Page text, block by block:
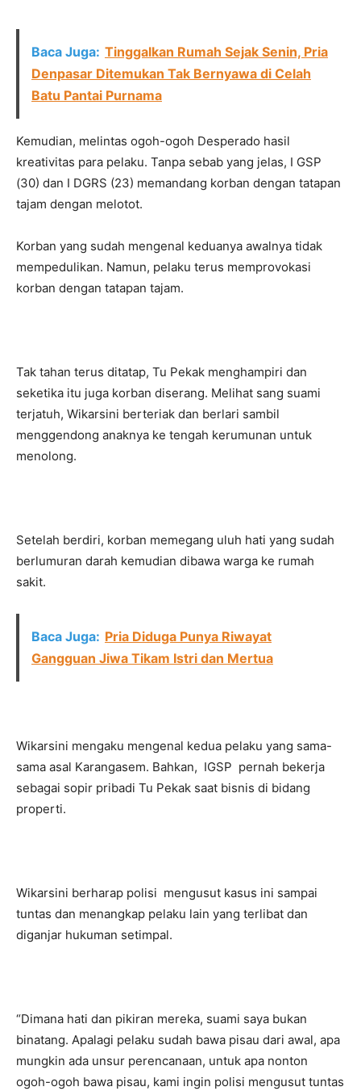
Baca Juga: Tinggalkan Rumah Sejak Senin, Pria
Denpasar Ditemukan Tak Bernyawa di Celah
Batu Pantai Purnama
Kemudian, melintas ogoh-ogoh Desperado hasil
kreativitas para pelaku. Tanpa sebab yang jelas, I GSP
(30) dan I DGRS (23) memandang korban dengan tatapan
tajam dengan melotot.
Korban yang sudah mengenal keduanya awalnya tidak
mempedulikan. Namun, pelaku terus memprovokasi
korban dengan tatapan tajam.
Tak tahan terus ditatap, Tu Pekak menghampiri dan
seketika itu juga korban diserang. Melihat sang suami
terjatuh, Wikarsini berteriak dan berlari sambil
menggendong anaknya ke tengah kerumunan untuk
menolong.
Setelah berdiri, korban memegang uluh hati yang sudah
berlumuran darah kemudian dibawa warga ke rumah
sakit.
Baca Juga: Pria Diduga Punya Riwayat
Gangguan Jiwa Tikam Istri dan Mertua
Wikarsini mengaku mengenal kedua pelaku yang sama-
sama asal Karangasem. Bahkan, IGSP pernah bekerja
sebagai sopir pribadi Tu Pekak saat bisnis di bidang
properti.
Wikarsini berharap polisi mengusut kasus ini sampai
tuntas dan menangkap pelaku lain yang terlibat dan
diganjar hukuman setimpal.
“Dimana hati dan pikiran mereka, suami saya bukan
binatang. Apalagi pelaku sudah bawa pisau dari awal, apa
mungkin ada unsur perencanaan, untuk apa nonton
ogoh-ogoh bawa pisau, kami ingin polisi mengusut tuntas